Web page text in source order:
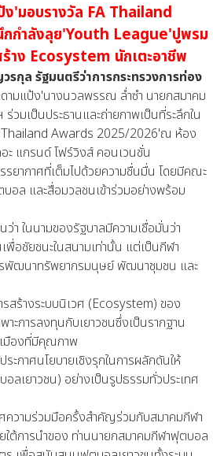
'มอบรางวัล FA Thailand
กำลังลุย'Youth League'ปูพรม
ร้าง Ecosystem นักเตะอาชีพ
ล รัฐมนตรีว่าการกระทรวงการท่อง
ามแป้ง'นางนวลพรรณ ล่ำซำ นายกสมาคม
วมเป็นประธานและถ่ายภาพเป็นที่ระลึกใน
Awards 2025/2026'ณ ห้อง
ะ แกรนด์ โฟร์วิงส์ คอนเวนชั่น
รยากาศที่เต็มไปด้วยความชื่นมื่น โดยมีคณะ
อล และสื่อมวลชนเข้าร่วมอย่างพร้อม
ในนามของรัฐบาลมีความเชื่อมั่นว่า
พื่อชัยชนะในสนามเท่านั้น แต่เป็นกีฬา
พัฒนาทรัพยากรมนุษย์ พัฒนาชุมชน และ
สร้างระบบนิเวศ (Ecosystem) ของ
าะการลงทุนกับเยาวชนซึ่งเป็นรากฐาน
มืองที่มีคุณภาพ
ะกาศนโยบายเชิงรุกในการผลักดันให้
ลเยาวชน) อย่างเป็นรูปธรรมทั่วประเทศ
ความร่วมมือครั้งสำคัญร่วมกับสมาคมกีฬา
ต้การนำของ ท่านนายกสมาคมกีฬาฟุตบอล